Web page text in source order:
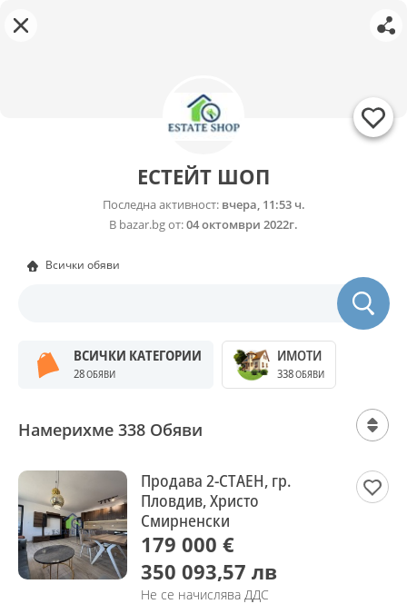
ЕСТЕЙТ ШОП
Последна активност:вчера, 11:53 ч.
В bazar.bg от:04 октомври 2022г.
Всички обяви
ВСИЧКИ КАТЕГОРИИ
28ОБЯВИ
ИМОТИ
338ОБЯВИ
Намерихме 338 Обяви
Продава 2-СТАЕН, гр.
Пловдив, Христо
Смирненски
179 000 €
350 093,57 лв
Не се начислява ДДС